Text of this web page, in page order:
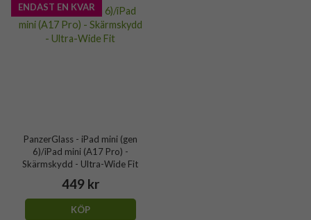
ENDAST EN KVAR
PanzerGlass - iPad mini (gen
6)/iPad mini (A17 Pro) -
Skärmskydd - Ultra-Wide Fit
449 kr
KÖP